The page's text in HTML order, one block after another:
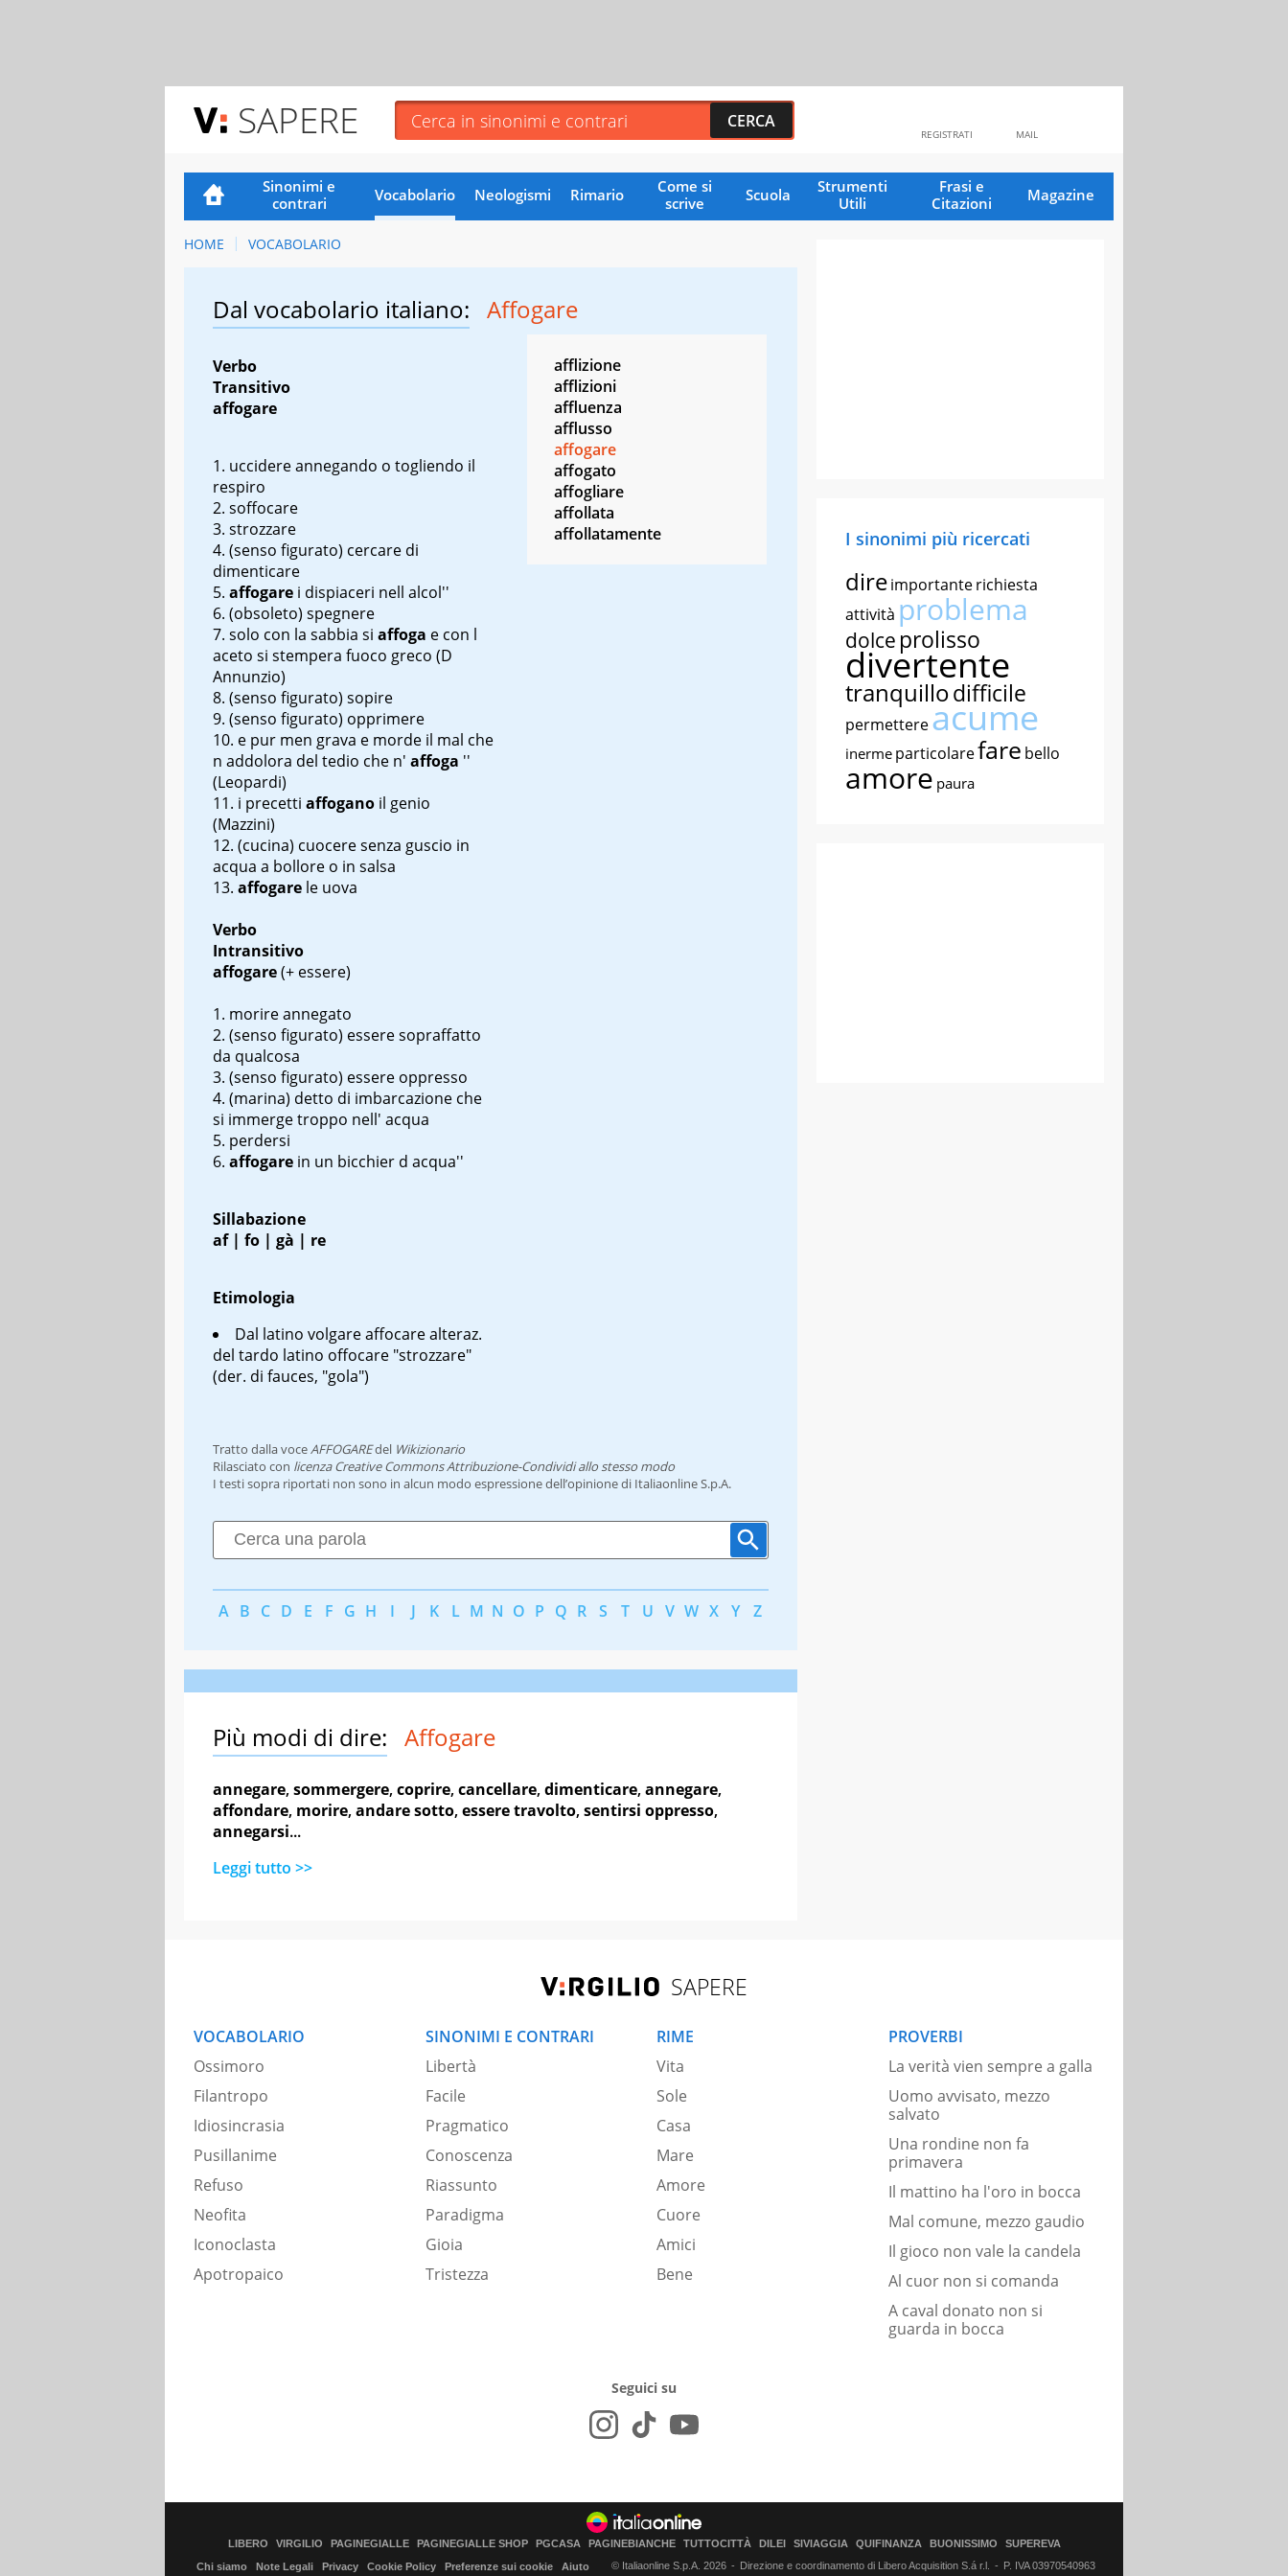
SAPERE MAIL
REGISTRATI
Sinonimi e
contrari
Vocabolario Neologismi Rimario
Come si
scrive
Scuola
Strumenti
Utili
Frasi e
Citazioni
Magazine
HOME VOCABOLARIO
Dal vocabolario italiano: Affogare
Verbo
Transitivo
affogare
uccidere annegando o togliendo il
respiro
soffocare
strozzare
(senso figurato) cercare di
dimenticare
affogare i dispiaceri nell alcol''
(obsoleto) spegnere
solo con la sabbia si affoga e con l
aceto si stempera fuoco greco (D
Annunzio)
(senso figurato) sopire
(senso figurato) opprimere
e pur men grava e morde il mal che
n addolora del tedio che n' affoga ''
(Leopardi)
i precetti affogano il genio
(Mazzini)
(cucina) cuocere senza guscio in
acqua a bollore o in salsa
affogare le uova
Verbo
Intransitivo
affogare(+ essere)
morire annegato
(senso figurato) essere sopraffatto
da qualcosa
(senso figurato) essere oppresso
(marina) detto di imbarcazione che
si immerge troppo nell' acqua
perdersi
affogare in un bicchier d acqua''
Sillabazione
af | fo | gà | re
Etimologia
Dal latino volgareaffocarealteraz.
del tardo latino offocare "strozzare"
(der. di fauces, "gola")
afflizione
afflizioni
affluenza
afflusso
affogare
affogato
affogliare
affollata
affollatamente
Tratto dalla voce AFFOGAREdel Wikizionario
Rilasciato con licenza Creative Commons Attribuzione-Condividi allo stesso modo
I testi sopra riportati non sono in alcun modo espressione dell’opinione di Italiaonline S.p.A.
A B C D E F G H I J K L M N O P Q R S T U V W X Y Z
Più modi di dire: Affogare
annegare,sommergere,coprire,cancellare,dimenticare,annegare,
affondare, morire,andare sotto,essere travolto,sentirsi oppresso,
annegarsi...
Leggi tutto >>
I sinonimi più ricercati
direimportanterichiesta
attività problema
dolce prolisso
divertente
tranquillodifficile
permettereacume
inerme particolarefare bello
amore paura
SAPERE
VOCABOLARIO
Ossimoro
Filantropo
Idiosincrasia
Pusillanime
Refuso
Neofita
Iconoclasta
Apotropaico
SINONIMI E CONTRARI
Libertà
Facile
Pragmatico
Conoscenza
Riassunto
Paradigma
Gioia
Tristezza
RIME
Vita
Sole
Casa
Mare
Amore
Cuore
Amici
Bene
PROVERBI
La verità vien sempre a galla
Uomo avvisato, mezzo
salvato
Una rondine non fa
primavera
Il mattino ha l'oro in bocca
Mal comune, mezzo gaudio
Il gioco non vale la candela
Al cuor non si comanda
A caval donato non si
guarda in bocca
Seguici su
LIBERO VIRGILIO PAGINEGIALLE PAGINEGIALLE SHOP PGCASA PAGINEBIANCHE TUTTOCITTÀ DILEI SIVIAGGIA QUIFINANZA BUONISSIMO
SUPEREVA
Chi siamo
Note Legali Privacy Cookie Policy Preferenze sui cookie Aiuto © Italiaonline S.p.A. 2026 Direzione e coordinamento di Libero Acquisition S.á r.l. P. IVA 03970540963